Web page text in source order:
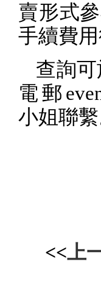
賣形式
手續費
查詢
電郵
小姐聯繫
<<上